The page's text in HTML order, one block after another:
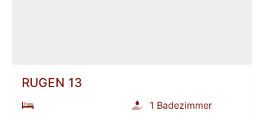
RÜGEN 13
1 Badezimmer